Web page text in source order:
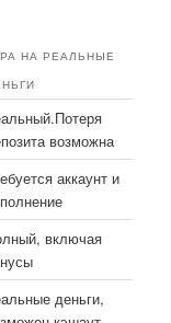
НА РЕАЛЬНЫЕ
возможна
аккаунт и
включая
деньги,